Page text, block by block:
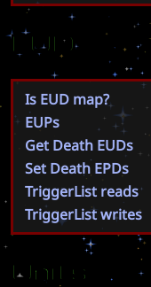
EUD
Is EUD map?
EUPs
Get Death EUDs
Set Death EPDs
TriggerList reads
TriggerList writes
Units